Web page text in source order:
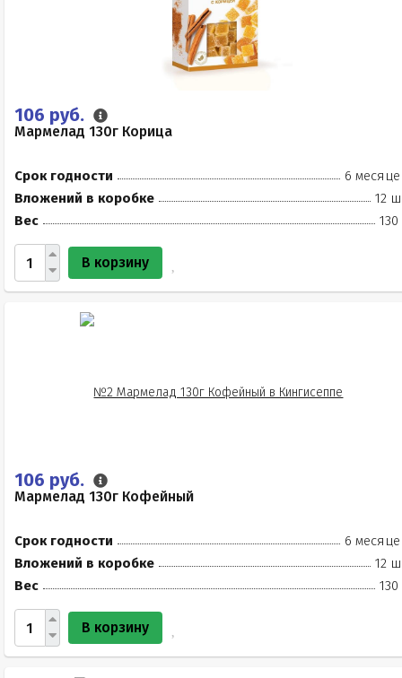
106 руб.
Мармелад 130г Корица
Срок годности
6
Вложений в коробке
12
Вес
130
В корзину
106 руб.
Мармелад 130г Кофейный
Срок годности
6
Вложений в коробке
12
Вес
130
В корзину